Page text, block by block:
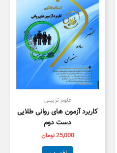
علوم تزبیتی
کاربرد آزمون های روانی طلایی
دست دوم
25,000تومان